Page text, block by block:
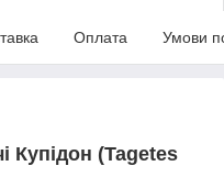
Оплата Умови
Купідон (Tagetes